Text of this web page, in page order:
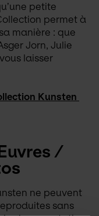
petite
permet à
manière : que
Jorn, Julie
laisser
Kunsten
/
ne peuvent
sans